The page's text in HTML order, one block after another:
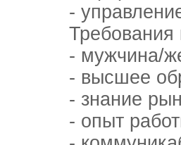
- управление
Требования к
- мужчина/
- высшее
- знание
- опыт работы